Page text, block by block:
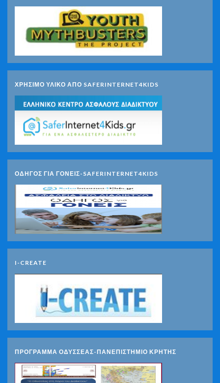
ΧΡΗΣΙΜΟ ΥΛΙΚΟ ΑΠΟ SAFERINTERNET4KIDS
ΟΔΗΓΟΣ ΓΙΑ ΓΟΝΕΙΣ-SAFERINTERNET4KIDS
I-CREATE
ΠΡΟΓΡΑΜΜΑ ΟΔΥΣΣΕΑΣ-ΠΑΝΕΠΙΣΤΗΜΙΟ ΚΡΗΤΗΣ